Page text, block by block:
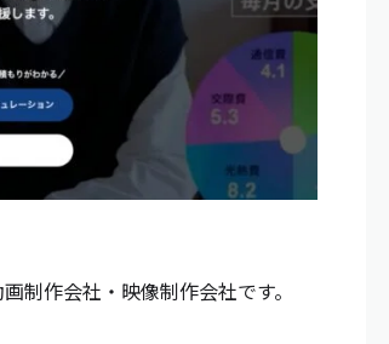
制作会社・映像制作会社です。